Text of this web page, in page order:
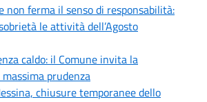
non ferma il senso di responsabilità:
le attività dell’Agosto
caldo: il Comune invita la
prudenza
chiusure temporanee dello